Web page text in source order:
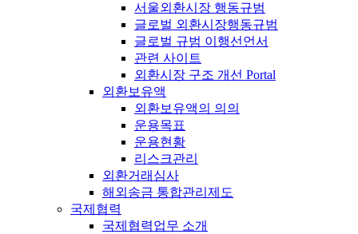
서울외환시장 행동규범
글로벌 외환시장행동규범
글로벌 규범 이행선언서
관련 사이트
외환시장 구조 개선 Portal
외환보유액
외환보유액의 의의
운용목표
운용현황
리스크관리
외환거래심사
해외송금 통합관리제도
국제협력
국제협력업무 소개